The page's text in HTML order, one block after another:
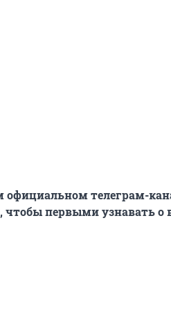
телеграм-
чтобы первыми узнавать о